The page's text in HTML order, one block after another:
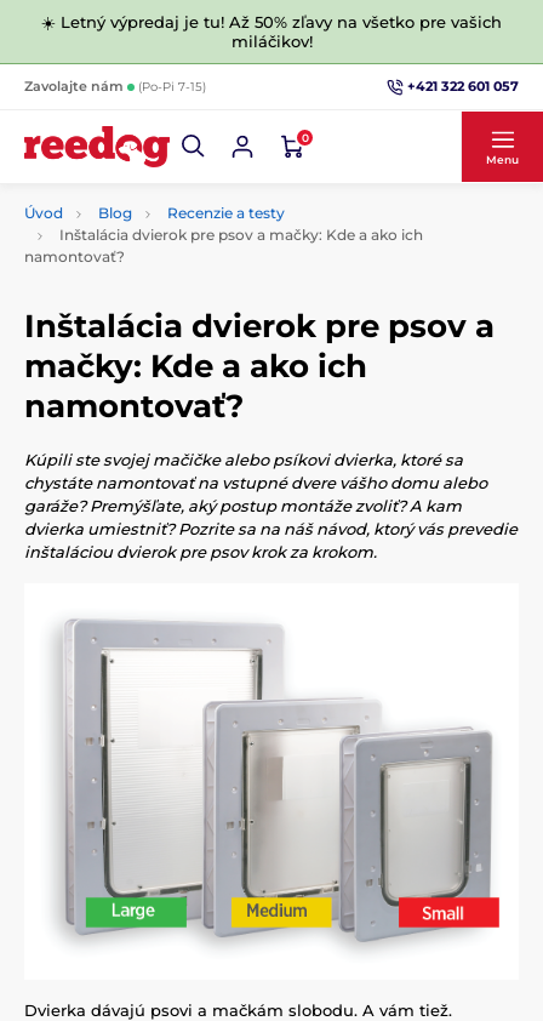
☀️ Letný výpredaj je tu! Až 50% zľavy na všetko pre vašich
miláčikov!
Zavolajte nám (Po-Pi 7-15) +421 322 601 057
0
Menu
Úvod Blog
Recenzie a testy
Inštalácia dvierok pre psov a mačky: Kde a ako ich
namontovať?
Inštalácia dvierok pre psov a
mačky: Kde a ako ich
namontovať?
Kúpili ste svojej mačičke alebo psíkovi dvierka, ktoré sa
chystáte namontovať na vstupné dvere vášho domu alebo
garáže? Premýšľate, aký postup montáže zvoliť? A kam
dvierka umiestniť? Pozrite sa na náš návod, ktorý vás prevedie
inštaláciou dvierok pre psov krok za krokom.
Dvierka dávajú psovi a mačkám slobodu. A vám tiež.